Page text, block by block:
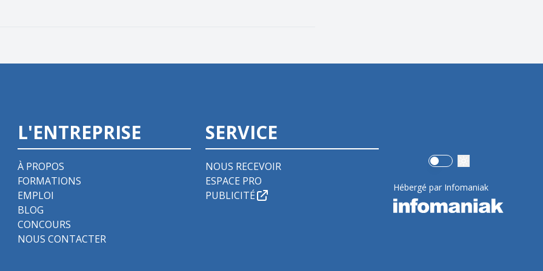
L'ENTREPRISE
À PROPOS
FORMATIONS
EMPLOI
BLOG
CONCOURS
NOUS CONTACTER
SERVICE
NOUS RECEVOIR
ESPACE PRO
PUBLICITÉ
Use setting
Hébergé par Infomaniak